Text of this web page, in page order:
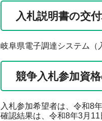
入札説明書の交
岐阜県電子調達システム（
競争入札参加資
入札参加希望者は、令和8
確認結果は、令和8年3月11